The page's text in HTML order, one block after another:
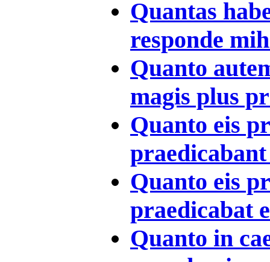
Quantas
responde
Quanto
magis plus
Quanto eis
Quanto eis
praedicabat
Quanto in